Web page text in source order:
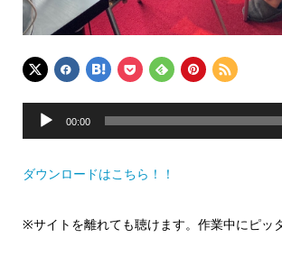
声
プ
00:00
ダウンロードはこちら！！
※サイトを離れても聴けます。作業中にピッ